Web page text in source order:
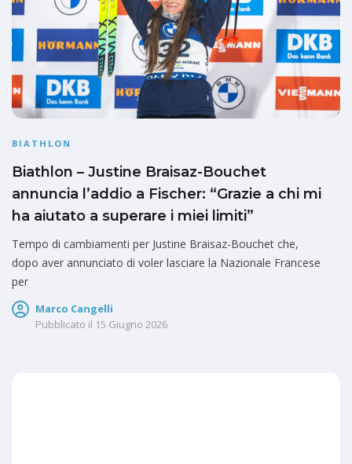
BIATHLON
Biathlon – Justine Braisaz-Bouchet
annuncia l’addio a Fischer: “Grazie a chi mi
ha aiutato a superare i miei limiti”
Tempo di cambiamenti per Justine Braisaz-Bouchet che,
dopo aver annunciato di voler lasciare la Nazionale Francese
per
Marco Cangelli
Pubblicato il 15 Giugno 2026